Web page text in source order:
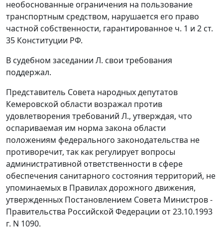
необоснованные ограничения на пользование
транспортным средством, нарушается его право
частной собственности, гарантированное ч. 1 и 2 ст.
35 Конституции РФ.
В судебном заседании Л. свои требования
поддержал.
Представитель Совета народных депутатов
Кемеровской области возражал против
удовлетворения требований Л., утверждая, что
оспариваемая им норма закона области
положениям федерального законодательства не
противоречит, так как регулирует вопросы
административной ответственности в сфере
обеспечения санитарного состояния территорий, не
упоминаемых в Правилах дорожного движения,
утвержденных Постановлением Совета Министров -
Правительства Российской Федерации от 23.10.1993
г. N 1090.